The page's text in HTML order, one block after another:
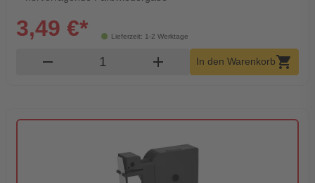
Lieferzeit: 1-2 Werktage
3,49 €*
remove Produkt Warenkorb Menge
add In den Warenkorbshopping_cart